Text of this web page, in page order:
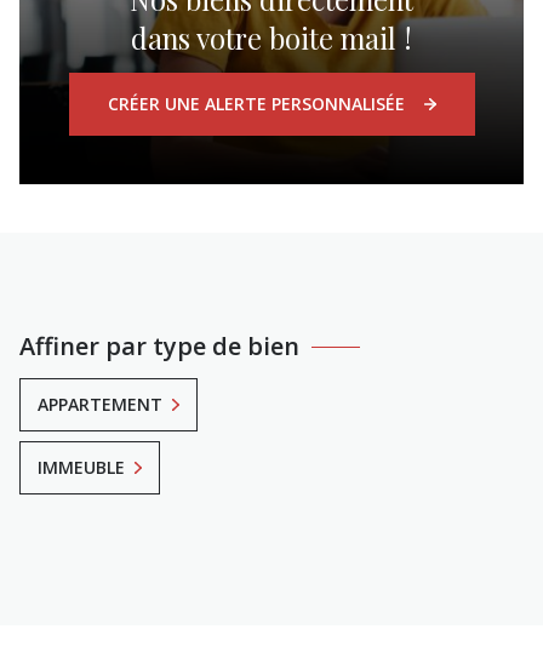
dans votre boite mail !
CRÉER UNE ALERTE PERSONNALISÉE
Affiner par type de bien
APPARTEMENT
IMMEUBLE